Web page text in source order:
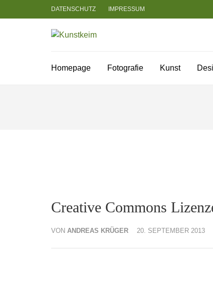
Inhalt
DATENSCHUTZ IMPRESSUM
Homepage Fotografie Kunst
Creative Commons
VON ANDREAS KRÜGER 20. SEPTEMBER 2013